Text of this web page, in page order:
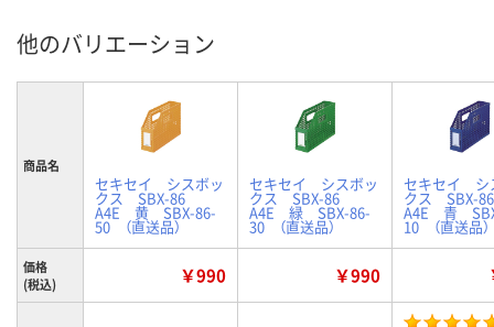
他のバリエーション
商品名
セキセイ シスボッ
クス SBX-86
A4E 黄 SBX-86-
50 （直送品）
セキセイ シスボッ
クス SBX-86
A4E 緑 SBX-86-
30 （直送品）
セキセイ シ
クス SBX-
A4E 青
10 （直送品）
価格
(税込)
￥990 ￥990